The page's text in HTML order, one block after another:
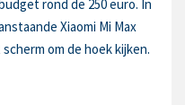
rond de 250 euro. In
Xiaomi Mi Max
om de hoek kijken.